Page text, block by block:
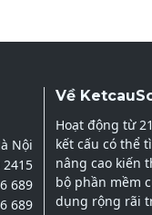
Nội
2415
689
689
Về
Hoạt động từ
kết cấu có thể
nâng cao kiến
bộ phần mềm
dụng rộng rãi